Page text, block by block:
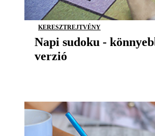
KERESZTREJTVÉNY
Napi sudoku -
verzió